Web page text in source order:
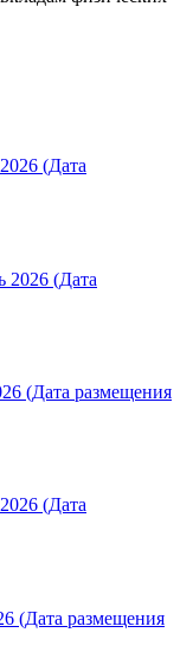
(Дата
2026 (Дата
(Дата размещения
(Дата
(Дата размещения